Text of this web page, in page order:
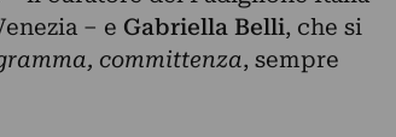
– e Gabriella Belli, che si
committenza, sempre